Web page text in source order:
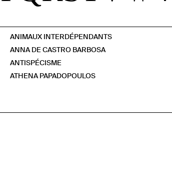
ANIMAUX INTERDÉPENDANTS
ANNA DE CASTRO BARBOSA
ANTISPÉCISME
ATHENA PAPADOPOULOS